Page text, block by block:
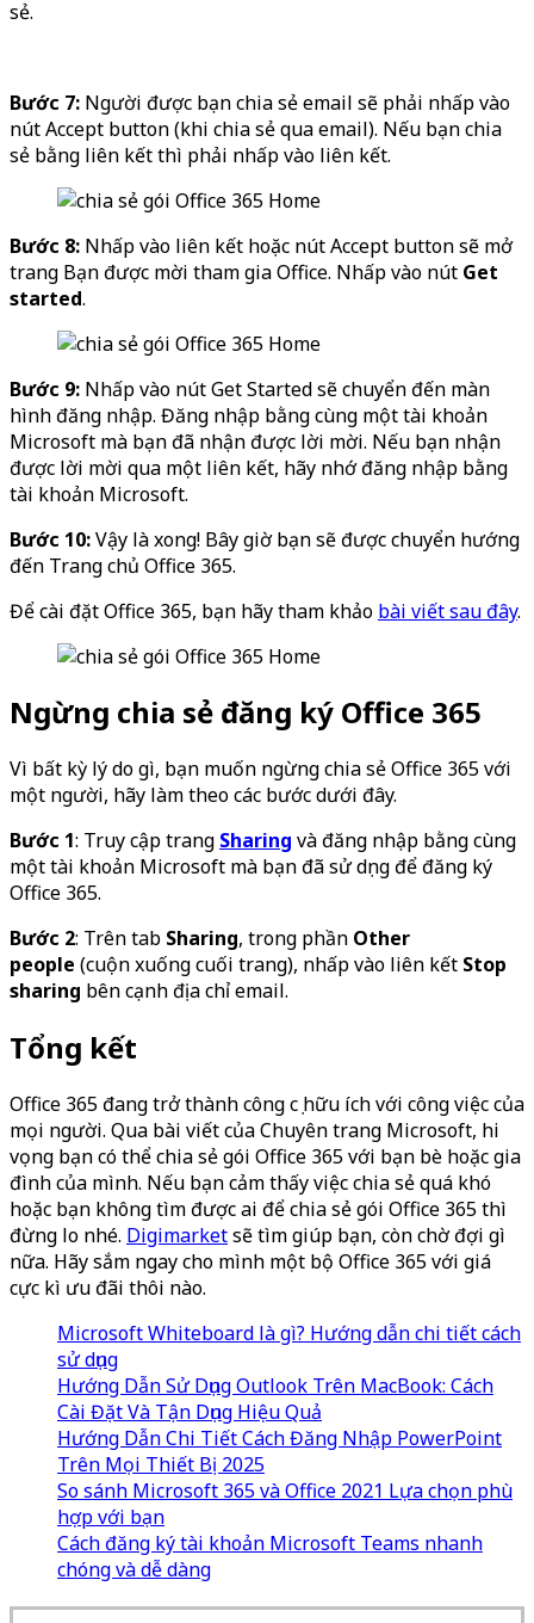
sẻ.
Bước 7: Người được bạn chia sẻ email sẽ phải nhấp vào
nút Accept button (khi chia sẻ qua email). Nếu bạn chia
sẻ bằng liên kết thì phải nhấp vào liên kết.
Bước 8: Nhấp vào liên kết hoặc nút Accept button sẽ mở
trang Bạn được mời tham gia Office. Nhấp vào nút Get
started.
Bước 9: Nhấp vào nút Get Started sẽ chuyển đến màn
hình đăng nhập. Đăng nhập bằng cùng một tài khoản
Microsoft mà bạn đã nhận được lời mời. Nếu bạn nhận
được lời mời qua một liên kết, hãy nhớ đăng nhập bằng
tài khoản Microsoft.
Bước 10:Vậy là xong! Bây giờ bạn sẽ được chuyển hướng
đến Trang chủ Office 365.
Để cài đặt Office 365, bạn hãy tham khảo bài viết sau đây.
Ngừng chia sẻ đăng ký Office 365
Vì bất kỳ lý do gì, bạn muốn ngừng chia sẻ Office 365 với
một người, hãy làm theo các bước dưới đây.
Bước 1: Truy cập trang Sharing và đăng nhập bằng cùng
một tài khoản Microsoft mà bạn đã sử dụng để đăng ký
Office 365.
Bước 2: Trên tab Sharing, trong phần Other
people (cuộn xuống cuối trang), nhấp vào liên kết Stop
sharing bên cạnh địa chỉ email.
Tổng kết
Office 365 đang trở thành công cụ hữu ích với công việc của
mọi người. Qua bài viết của Chuyên trang Microsoft, hi
vọng bạn có thể chia sẻ gói Office 365 với bạn bè hoặc gia
đình của mình. Nếu bạn cảm thấy việc chia sẻ quá khó
hoặc bạn không tìm được ai để chia sẻ gói Office 365 thì
đừng lo nhé. Digimarketsẽ tìm giúp bạn, còn chờ đợi gì
nữa. Hãy sắm ngay cho mình một bộ Office 365 với giá
cực kì ưu đãi thôi nào.
Microsoft Whiteboard là gì? Hướng dẫn chi tiết cách
sử dụng
Hướng Dẫn Sử Dụng Outlook Trên MacBook: Cách
Cài Đặt Và Tận Dụng Hiệu Quả
Hướng Dẫn Chi Tiết Cách Đăng Nhập PowerPoint
Trên Mọi Thiết Bị 2025
So sánh Microsoft 365 và Office 2021 Lựa chọn phù
hợp với bạn
Cách đăng ký tài khoản Microsoft Teams nhanh
chóng và dễ dàng